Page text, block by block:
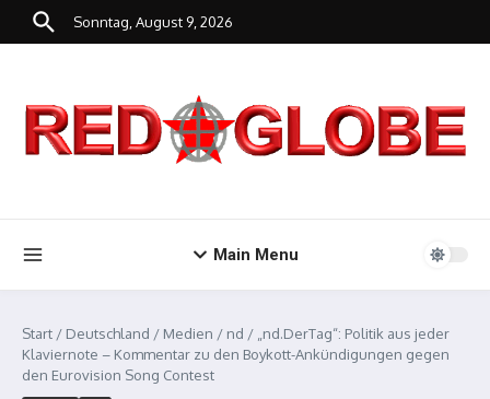
Zum Inhalt springen
Sonntag, August 9, 2026
Main Menu
Start / Deutschland / Medien / nd / „nd.DerTag“: Politik aus jeder
Klaviernote – Kommentar zu den Boykott-Ankündigungen gegen
den Eurovision Song Contest